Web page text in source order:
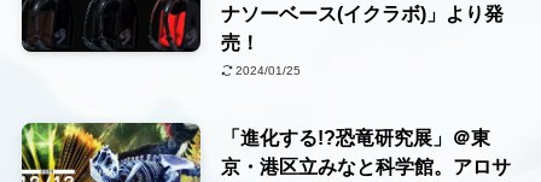
ナソーベース(イクラボ)」より発
売！
2024/01/25
「進化する!?恐竜研究展」＠東
京・港区立みなと科学館。アロサ